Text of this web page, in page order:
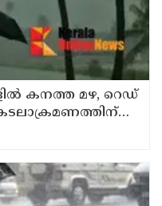
കനത്ത മഴ, റെഡ്